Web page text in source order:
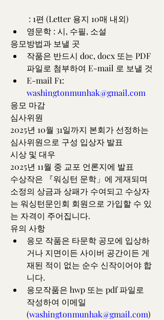
: 1편 (Letter 용지 10매 내외)
﻿﻿영문학 : 시, 수필, 소설
응모방법과 보낼 곳
﻿﻿작품은 반드시 doc, docx 또는 PDF
파일로 첨부하여 E-mail 로 보낼 것
washingtonmunhak@gmail.com
응모 마감
심사위원
2025년 10월 31일까지 본회가 선정하는
심사위원으로 구성 입상자 발표
시상 및 대우
2025년 11월 중 교포 언론지에 발표
수상작은 『워싱턴 문학」에 게재되며
소정의 상금과 상패가 수여되고 수상자
는 워싱턴문인회 회원으로 가입할 수 있
는 자격이 주어집니다.
유의 사항
﻿﻿응모 작품은 타문학 공모에 입상하
거나 지면이든 사이버 공간이든 게
재된 적이 없는 순수 신작이어야 합
니다.
﻿﻿응모작품은 hwp 또는 pdf 파일로
작성하여 이메일
(washingtonmunhak@gmail.com)